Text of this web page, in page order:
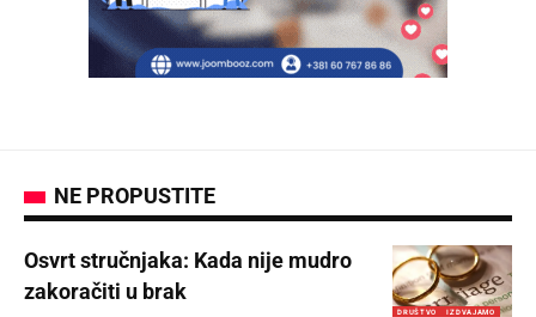
NE PROPUSTITE
DRUŠTVO IZDVAJAMO
Osvrt stručnjaka: Kada nije mudro
zakoračiti u brak